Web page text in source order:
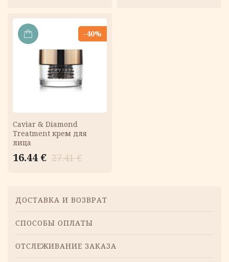
-40%
Caviar & Diamond
Treatment крем для
лица
27.41€
Первоначальная
16.44 €
Текущая
В
КОРЗИНУ
Меню
ДОСТАВКА И ВОЗВРАТ
СПОСОБЫ ОПЛАТЫ
ОТСЛЕЖИВАНИЕ ЗАКАЗА